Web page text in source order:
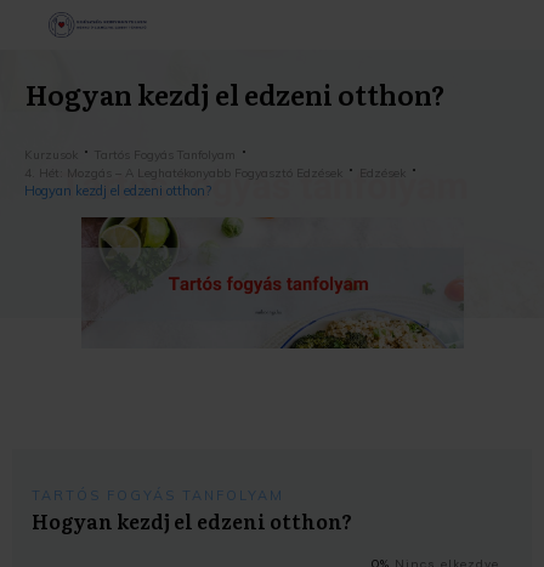
Hogyan kezdj el edzeni otthon?
Kurzusok
Tartós Fogyás Tanfolyam
4. Hét: Mozgás – A Leghatékonyabb Fogyasztó Edzések
Edzések
Hogyan kezdj el edzeni otthon?
TARTÓS FOGYÁS TANFOLYAM
Hogyan kezdj el edzeni otthon?